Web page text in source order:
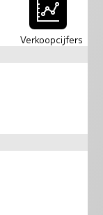
Verkoopcijfers